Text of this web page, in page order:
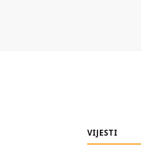
VIJESTI